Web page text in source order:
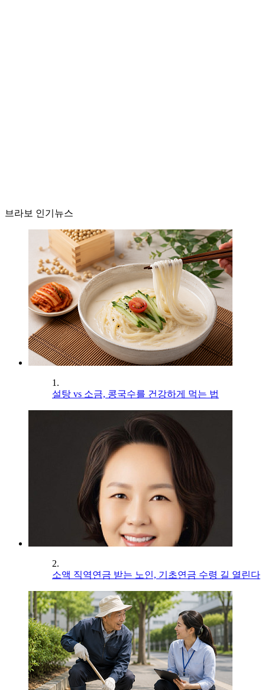
브라보 인기뉴스
1.
설탕 vs 소금, 콩국수를 건강하게 먹는 법
2.
소액 직역연금 받는 노인, 기초연금 수령 길 열린다